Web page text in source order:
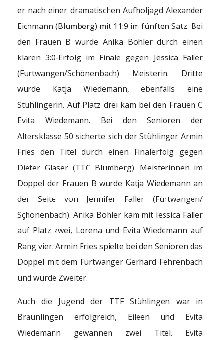
er nach einer dramatischen Aufholjagd Alexander
Eichmann (Blumberg) mit 11:9 im fünften Satz. Bei
den Frauen B wurde Anika Böhler durch einen
klaren 3:0-Erfolg im Finale gegen Jessica Faller
(Furtwangen/Schönenbach) Meisterin. Dritte
wurde Katja Wiedemann, ebenfalls eine
Stühlingerin. Auf Platz drei kam bei den Frauen C
Evita Wiedemann. Bei den Senioren der
Altersklasse 50 sicherte sich der Stühlinger Armin
Fries den Titel durch einen Finalerfolg gegen
Dieter Gläser (TTC Blumberg). Meisterinnen im
Doppel der Frauen B wurde Katja Wiedemann an
der Seite von Jennifer Faller (Furtwangen/
Sçhönenbach). Anika Böhler kam mit Iessica Faller
auf Platz zwei, Lorena und Evita Wiedemann auf
Rang vier. Armin Fries spielte bei den Senioren das
Doppel mit dem Furtwanger Gerhard Fehrenbach
und wurde Zweiter.
Auch die Jugend der TTF Stühlingen war in
Bräunlingen erfolgreich, Eileen und Evita
Wiedemann gewannen zwei Titel. Evita